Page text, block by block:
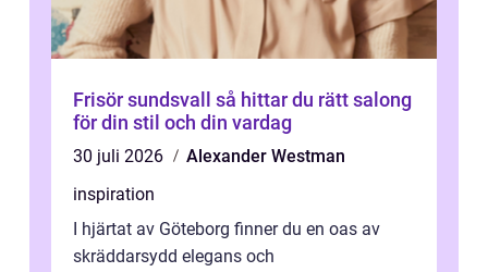
Frisör sundsvall så hittar du rätt salong
för din stil och din vardag
30 juli 2026
Alexander Westman
inspiration
I hjärtat av Göteborg finner du en oas av
skräddarsydd elegans och